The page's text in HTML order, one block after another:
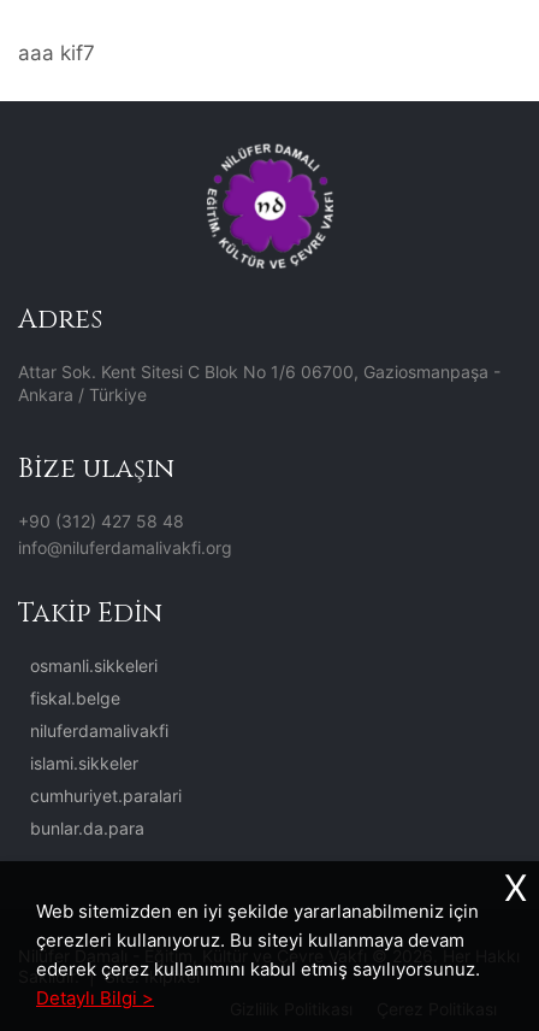
aaa kif7
Adres
Attar Sok. Kent Sitesi C Blok No 1/6 06700, Gaziosmanpaşa -
Ankara / Türkiye
Bize ulaşın
+90 (312) 427 58 48
info@niluferdamalivakfi.org
Takip Edin
osmanli.sikkeleri
fiskal.belge
niluferdamalivakfi
islami.sikkeler
cumhuriyet.paralari
bunlar.da.para
Nilüfer Damalı - Eğitim, Kültür ve Çevre Vakfı © 2026. Her Hakkı
Saklıdır. | Site:İkipixel
Web sitemizden en iyi şekilde yararlanabilmeniz için
çerezleri kullanıyoruz. Bu siteyi kullanmaya devam
ederek çerez kullanımını kabul etmiş sayılıyorsunuz.
Detaylı Bilgi >
X